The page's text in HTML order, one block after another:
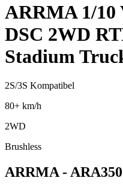
ARRMA 1/10
DSC 2WD
Stadium
2S/3S Kompatibel
80+ km/h
2WD
Brushless
ARRMA -